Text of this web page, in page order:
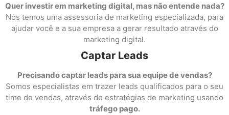
Quer investir em marketing digital, mas não entende nada?
Nós temos uma assessoria de marketing especializada, para
ajudar você e a sua empresa a gerar resultado através do
marketing digital.
Captar Leads
Precisando captar leads para sua equipe de vendas?
Somos especialistas em trazer leads qualificados para o seu
time de vendas, através de estratégias de marketing usando
tráfego pago.